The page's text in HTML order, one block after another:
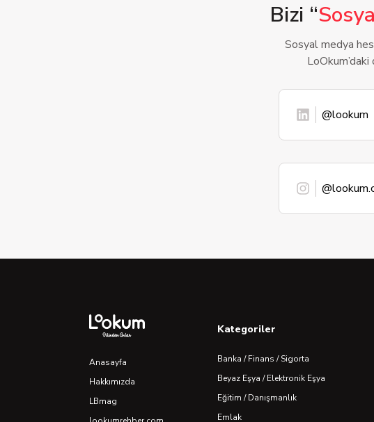
Bizi “
Sosyal medya
@lookum
Anasayfa
Hakkımızda
LBmag
Kategoriler
Banka / Finans / Sigorta
Beyaz Eşya / Elektronik Eşya
Eğitim / Danışmanlık
Emlak